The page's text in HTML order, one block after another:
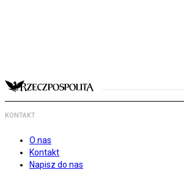
KONTAKT
O nas
Kontakt
Napisz do nas